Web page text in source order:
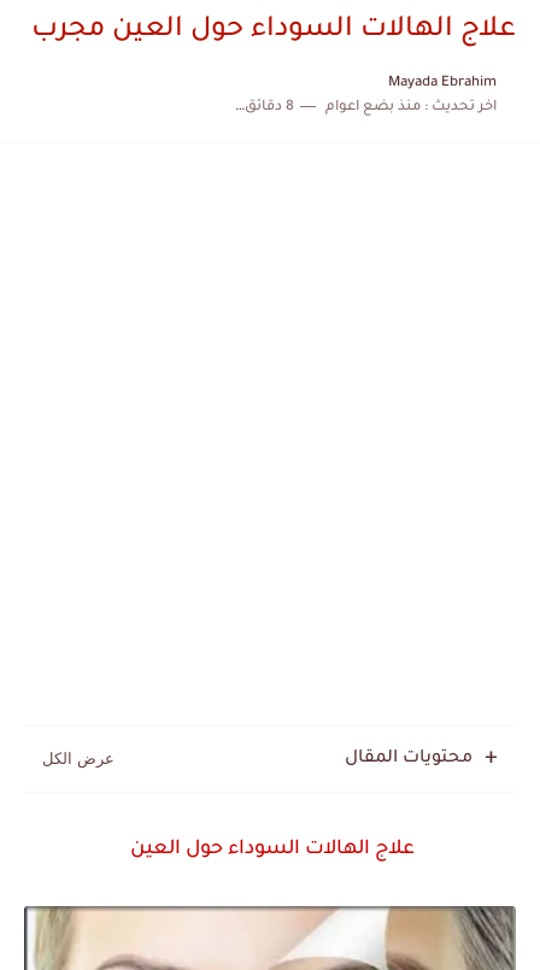
رجيم للرضاعة للبطن والارداف ينزل 20 كيلو
علاج الهالات السوداء حول العين مجرب
Mayada Ebrahim
اخر تحديث :منذ بضع اعوام 8 دقائق للقراءة
محتويات المقال
علاج الهالات السوداء حول العين